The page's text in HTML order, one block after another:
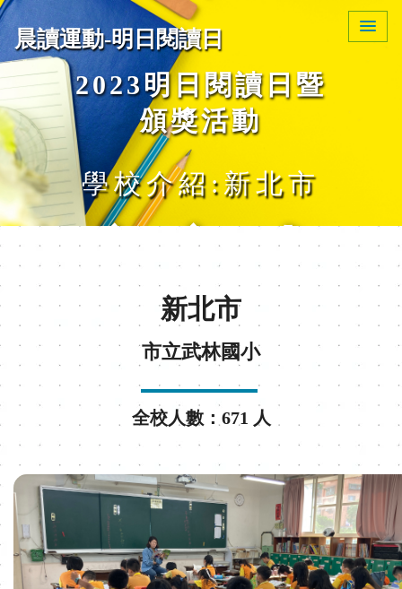
晨讀運動-明日閱讀日
2023明日閱讀日暨
頒獎活動
學校介紹:新北市
市立武
林國小
新北市
市立武林國小
全校人數：671 人